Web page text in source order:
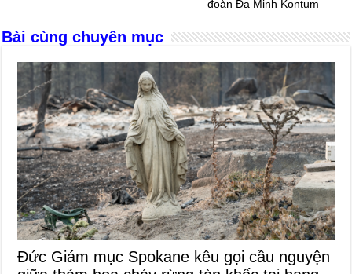
k
đoàn Đa Minh Kontum
Bài cùng chuyên mục
Đức Giám mục Spokane kêu gọi cầu nguyện